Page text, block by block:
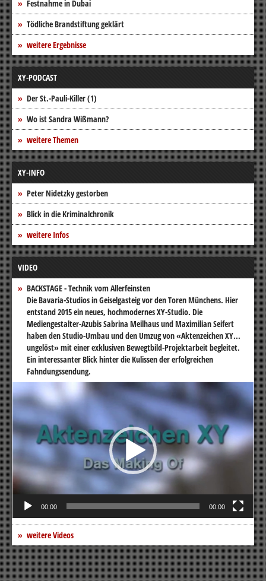
Festnahme in Dubai
Tödliche Brandstiftung geklärt
weitere Ergebnisse
XY-PODCAST
Der St.-Pauli-Killer (1)
Wo ist Sandra Wißmann?
weitere Themen
XY-INFO
Peter Nidetzky gestorben
Blick in die Kriminalchronik
weitere Infos
VIDEO
BACKSTAGE - Technik vom Allerfeinsten
Die Bavaria-Studios in Geiselgasteig vor den Toren Münchens. Hier
entstand 2015 ein neues, hochmodernes XY-Studio. Die
Mediengestalter-Azubis Sabrina Meilhaus und Maximilian Seifert
haben den Studio-Umbau und den Umzug von «Aktenzeichen XY...
ungelöst» mit einer exklusiven Bewegtbild-Projektarbeit begleitet.
Ein interessanter Blick hinter die Kulissen der erfolgreichen
Fahndungssendung.
Video-
Player
00:00 00:00
weitere Videos